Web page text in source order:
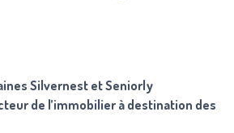
Silvernest et Seniorly
de l’immobilier à destination des